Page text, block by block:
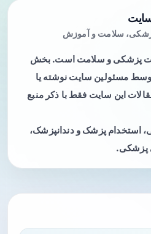
سلامت و آموزش
پزشکی و سلامت است. بخش
مسئولین سایت نوشته یا
این سایت فقط با ذکر منبع
استخدام پزشک و دندانپزشک،